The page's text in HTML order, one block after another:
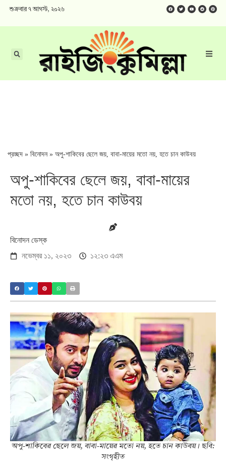
শুক্রবার ৭ আগস্ট, ২০২৬
প্রচ্ছদ » বিনোদন» অপু-শাকিবের ছেলে জয়, বাবা-মায়ের মতো নয়, হতে চান কাউবয়
অপু-শাকিবের ছেলে জয়, বাবা-মায়ের
মতো নয়, হতে চান কাউবয়
বিনোদন ডেস্ক
নভেম্বর ১১, ২০২৩
১২:২৩ এএম
অপু-শাকিবের ছেলে জয়, বাবা-মায়ের মতো নয়, হতে চান কাউবয়। ছবি:
সংগৃহীত